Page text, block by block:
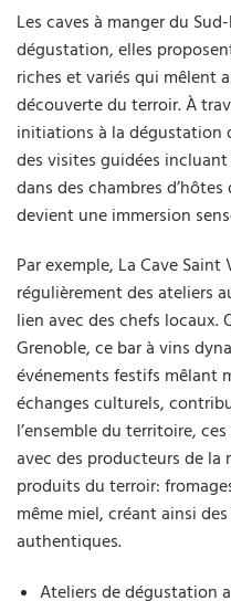
Les caves à manger du
dégustation, elles
riches et variés qui mêlent
découverte du terroir. À
initiations à la dégustation
des visites guidées
dans des chambres
devient une immersion
Par exemple, La Cave
régulièrement des ateliers
lien avec des chefs locaux.
Grenoble, ce bar à vins
événements festifs mêlant
échanges culturels,
l’ensemble du territoire,
avec des producteurs de la
produits du terroir:
même miel, créant ainsi
authentiques.
Ateliers de dégustation